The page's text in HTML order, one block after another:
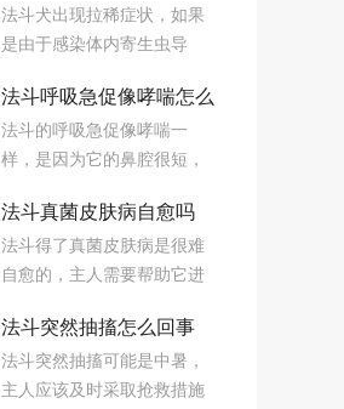
道很狭窄，当天气特别热
时，法斗呼吸的频率不足以
法斗犬出现拉稀症状，如果
是由于感染体内寄生虫导
药物。此外，突然换粮也会
导致法斗犬出现拉稀症状，
建议喂食适量益生菌调理肠
法斗呼吸急促像哮喘怎么
回事
法斗的呼吸急促像哮喘一
样，是因为它的鼻腔很短，
动后呼吸会非常急促，法斗
在情绪很兴奋的时候，也会
出现呼吸急促的现象。
法斗真菌皮肤病自愈吗
法斗得了真菌皮肤病是很难
自愈的，主人需要帮助它进
的法斗，主人可以涂抹碘伏
及抗真菌药物，如果法斗的
感染面积较大，可以同时使
法斗突然抽搐怎么回事
法斗突然抽搐可能是中暑，
主人应该及时采取抢救措施